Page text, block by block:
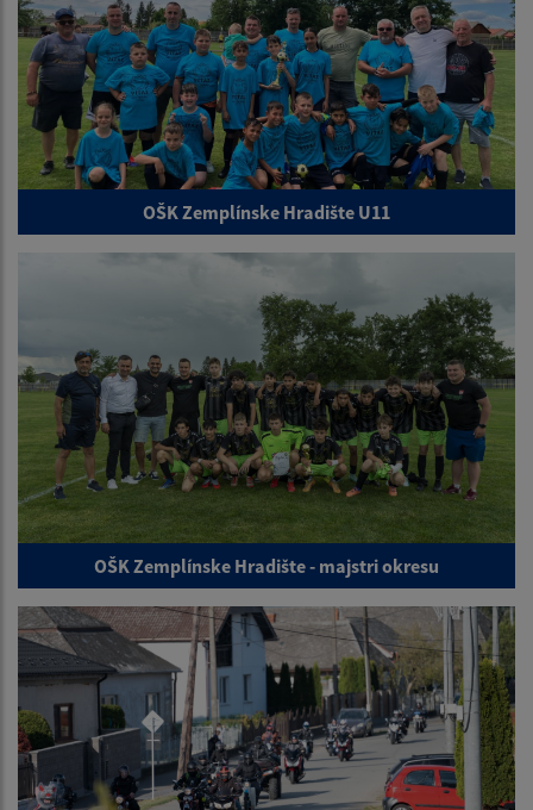
OŠK Zemplínske Hradište U11
OŠK Zemplínske Hradište - majstri okresu